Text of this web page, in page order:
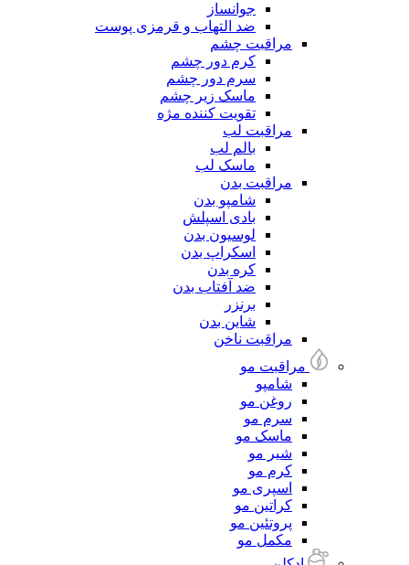
جوانساز
ضد التهاب و قرمزی پوست
مراقبت چشم
کرم دور چشم
سرم دور چشم
ماسک زیر چشم
تقویت کننده مژه
مراقبت لب
بالم لب
ماسک لب
مراقبت بدن
شامپو بدن
بادی اسپلش
لوسیون بدن
اسکراپ بدن
کره بدن
ضد آفتاب بدن
برنزر
شاین بدن
مراقبت ناخن
مراقبت مو
شامپو
روغن مو
سرم مو
ماسک مو
شیر مو
کرم مو
اسپری مو
کراتین مو
پروتئین مو
مکمل مو